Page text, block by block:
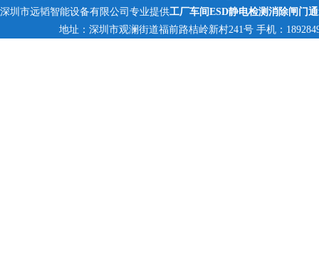
深圳市远韬智能设备有限公司专业提供工厂车间ESD静电检测消除闸门
地址：深圳市观澜街道福前路桔岭新村241号 手机：